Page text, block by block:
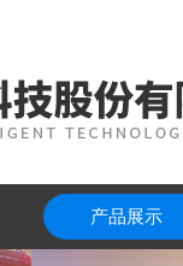
产品展示